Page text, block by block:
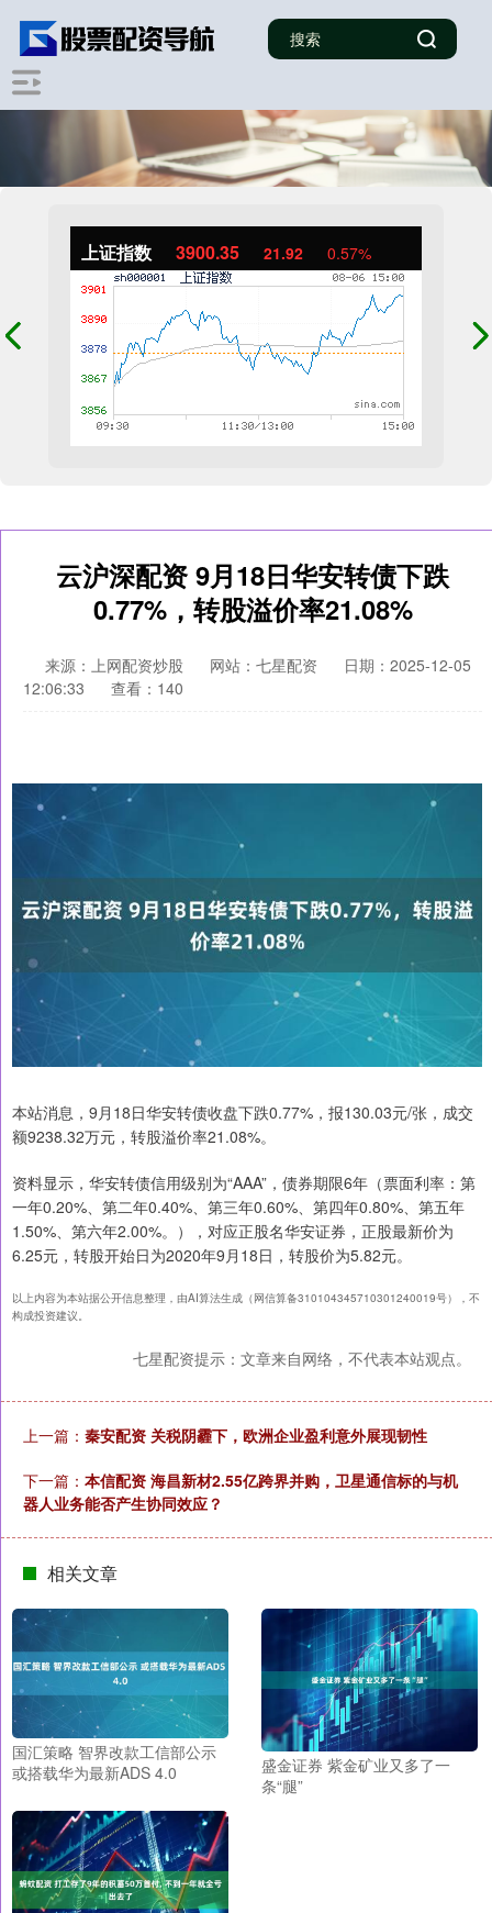
上证指数 3900.35 21.92 0.57%
云沪深配资 9月18日华安转债下跌
0.77%，转股溢价率21.08%
来源：上网配资炒股 网站：七星配资
日期：2025-12-05
12:06:33
查看：140
本站消息，9月18日华安转债收盘下跌0.77%，报130.03元/张，成交
额9238.32万元，转股溢价率21.08%。
资料显示，华安转债信用级别为“AAA”，债券期限6年（票面利率：第
一年0.20%、第二年0.40%、第三年0.60%、第四年0.80%、第五年
1.50%、第六年2.00%。），对应正股名华安证券，正股最新价为
6.25元，转股开始日为2020年9月18日，转股价为5.82元。
以上内容为本站据公开信息整理，由AI算法生成（网信算备310104345710301240019号），不
构成投资建议。
七星配资提示：文章来自网络，不代表本站观点。
上一篇： 秦安配资 关税阴霾下，欧洲企业盈利意外展现韧性
下一篇： 本信配资 海昌新材2.55亿跨界并购，卫星通信标的与机
器人业务能否产生协同效应？
相关文章
国汇策略 智界改款工信部公示
或搭载华为最新ADS 4.0
盛金证券 紫金矿业又多了一
条“腿”